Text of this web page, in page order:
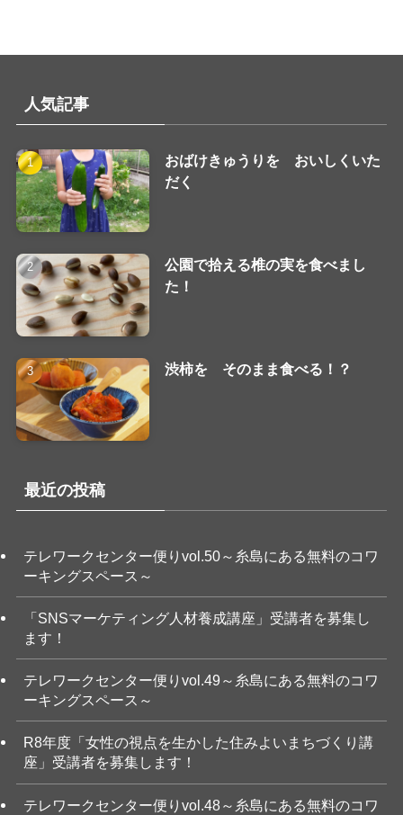
人気記事
おばけきゅうりを おいしくいた
だく
公園で拾える椎の実を食べまし
た！
渋柿を そのまま食べる！？
最近の投稿
テレワークセンター便りvol.50～糸島にある無料のコワ
ーキングスペース～
「SNSマーケティング人材養成講座」受講者を募集し
ます！
テレワークセンター便りvol.49～糸島にある無料のコワ
ーキングスペース～
R8年度「女性の視点を生かした住みよいまちづくり講
座」受講者を募集します！
テレワークセンター便りvol.48～糸島にある無料のコワ